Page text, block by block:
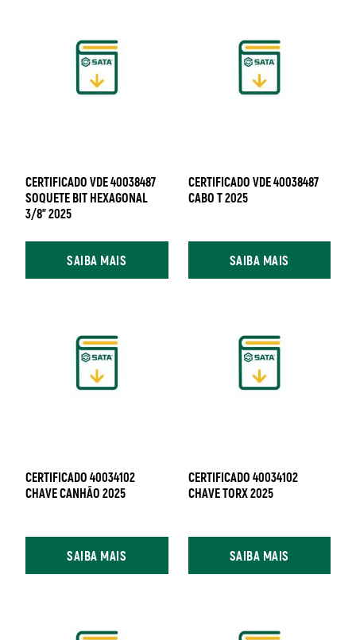
CERTIFICADO VDE 40038487
SOQUETE BIT HEXAGONAL
3/8" 2025
SAIBA MAIS
CERTIFICADO VDE 40038487
CABO T 2025
SAIBA MAIS
CERTIFICADO 40034102
CHAVE CANHÃO 2025
SAIBA MAIS
CERTIFICADO 40034102
CHAVE TORX 2025
SAIBA MAIS